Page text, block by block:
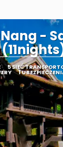
-
5 SIEĆ
1